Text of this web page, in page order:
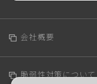
会社概要
脆弱性対策について